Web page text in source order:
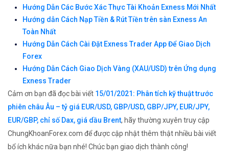
Hướng Dẫn Các Bước Xác Thực Tài Khoản Exness Mới Nhất
Hướng dẫn Cách Nạp Tiền & Rút Tiền trên sàn Exness An
Toàn Nhất
Hướng Dẫn Cách Cài Đặt Exness Trader App Để Giao Dịch
Forex
Hướng Dẫn Cách Giao Dịch Vàng (XAU/USD) trên Ứng dụng
Exness Trader
Cảm ơn bạn đã đọc bài viết 15/01/2021: Phân tích kỹ thuật trước
phiên châu Âu – tỷ giá EUR/USD, GBP/USD, GBP/JPY, EUR/JPY,
EUR/GBP, chỉ số Dax, giá dầu Brent, hãy thường xuyên truy cập
ChungKhoanForex.com để được cập nhật thêm thật nhiều bài viết
bổ ích khác nữa bạn nhé! Chúc bạn giao dịch thành công!